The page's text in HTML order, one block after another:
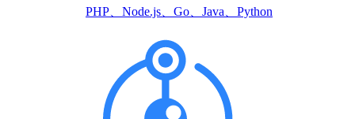
PHP、Node.js、Go、Java、Python